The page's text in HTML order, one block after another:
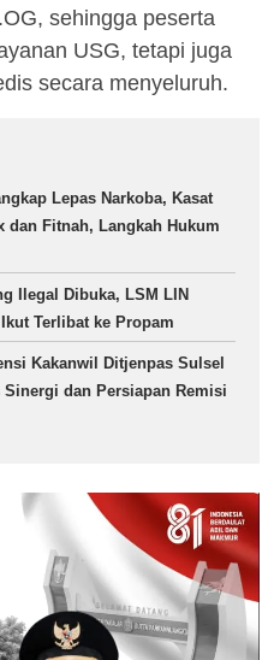
sehingga peserta
USG, tetapi juga
secara menyeluruh.
Lepas Narkoba, Kasat
dan Fitnah, Langkah Hukum
Ilegal Dibuka, LSM LIN
Terlibat ke Propam
Kakanwil Ditjenpas Sulsel
dan Persiapan Remisi